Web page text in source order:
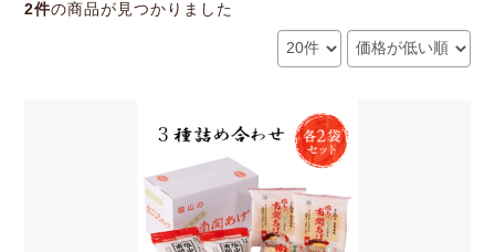
2件の商品が見つかりました